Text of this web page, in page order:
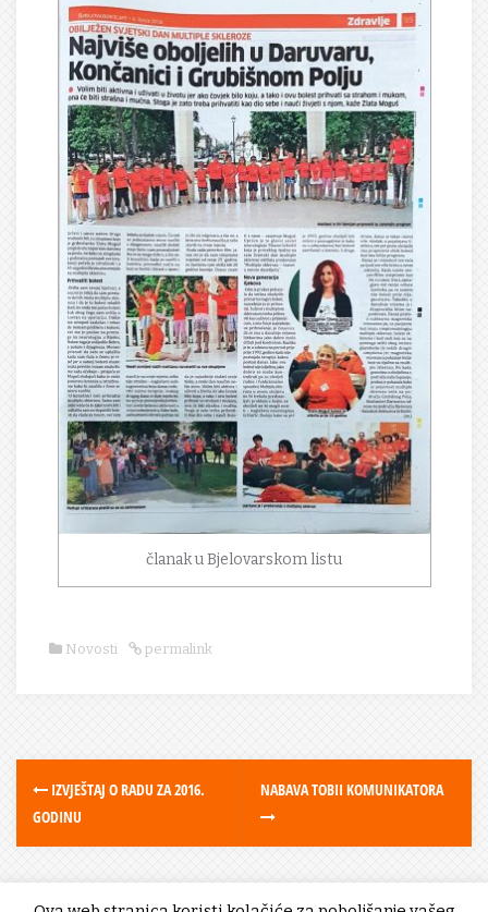
članak u Bjelovarskom listu
Novosti permalink
IZVJEŠTAJ O RADU ZA 2016.
GODINU
NABAVA TOBII KOMUNIKATORA